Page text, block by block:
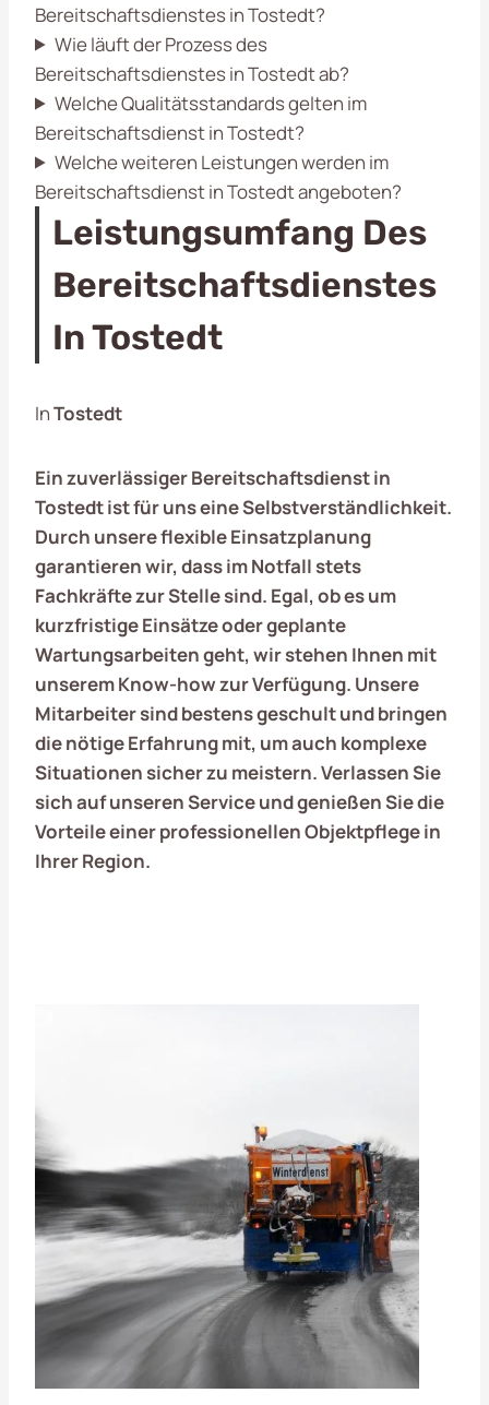
Bereitschaftsdienstes in Tostedt?
Wie läuft der Prozess des
Bereitschaftsdienstes in Tostedt ab?
Welche Qualitätsstandards gelten im
Bereitschaftsdienst in Tostedt?
Welche weiteren Leistungen werden im
Bereitschaftsdienst in Tostedt angeboten?
Leistungsumfang Des
Bereitschaftsdienstes
In Tostedt
InTostedt
Ein zuverlässiger Bereitschaftsdienst in
Tostedtist für uns eine Selbstverständlichkeit.
Durch unsere flexible Einsatzplanung
garantieren wir, dass im Notfall stets
Fachkräfte zur Stelle sind. Egal, ob es um
kurzfristige Einsätze oder geplante
Wartungsarbeiten geht, wir stehen Ihnen mit
unserem Know-how zur Verfügung. Unsere
Mitarbeiter sind bestens geschult und bringen
die nötige Erfahrung mit, um auch komplexe
Situationen sicher zu meistern. Verlassen Sie
sich auf unseren Service und genießen Sie die
Vorteile einer professionellen Objektpflege in
Ihrer Region.